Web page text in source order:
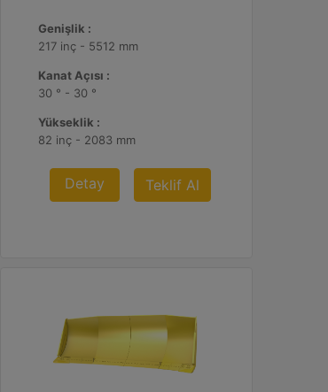
Genişlik :
217 inç - 5512 mm
Kanat Açısı :
30 ° - 30 °
Yükseklik :
82 inç - 2083 mm
Detay Teklif Al